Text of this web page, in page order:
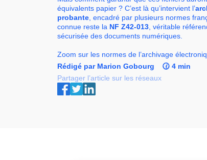
équivalents papier ? C’est là qu’intervient l’
probante , encadré par plusieurs normes
connue reste la NF Z42-013 , véritable
sécurisée des documents numériques.
Zoom sur les normes de l’archivage
Rédigé par Marion Gobourg
🕜 4 min
Partager l’article sur les réseaux